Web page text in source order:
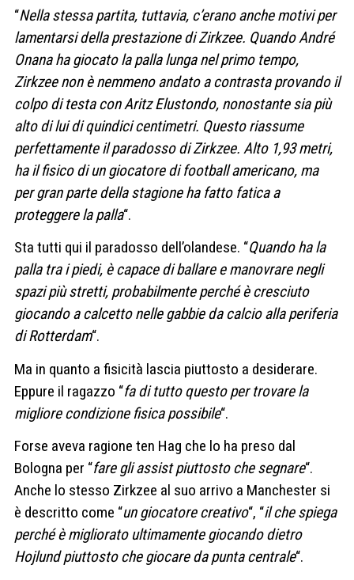
“Nella stessa partita, tuttavia, c’erano anche motivi per
lamentarsi della prestazione di Zirkzee. Quando André
Onana ha giocato la palla lunga nel primo tempo,
Zirkzee non è nemmeno andato a contrasta provando il
colpo di testa con Aritz Elustondo, nonostante sia più
alto di lui di quindici centimetri. Questo riassume
perfettamente il paradosso di Zirkzee. Alto 1,93 metri,
ha il fisico di un giocatore di football americano, ma
per gran parte della stagione ha fatto fatica a
proteggere la palla“.
Sta tutti qui il paradosso dell’olandese. “Quando ha la
palla tra i piedi, è capace di ballare e manovrare negli
spazi più stretti, probabilmente perché è cresciuto
giocando a calcetto nelle gabbie da calcio alla periferia
di Rotterdam“.
Ma in quanto a fisicità lascia piuttosto a desiderare.
Eppure il ragazzo “fa di tutto questo per trovare la
migliore condizione fisica possibile“.
Forse aveva ragione ten Hag che lo ha preso dal
Bologna per “fare gli assist piuttosto che segnare“.
Anche lo stesso Zirkzee al suo arrivo a Manchester si
è descritto come “un giocatore creativo“, “il che spiega
perché è migliorato ultimamente giocando dietro
Hojlund piuttosto che giocare da punta centrale“.